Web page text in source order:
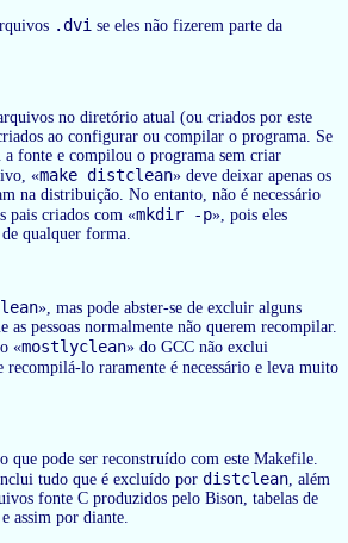
.dvi se eles não fizerem parte da
no diretório atual (ou criados por este
ao configurar ou compilar o programa. Se
a fonte e compilou o programa sem criar
«make distclean» deve deixar apenas os
na distribuição. No entanto, não é necessário
pais criados com «mkdir -p», pois eles
qualquer forma.
», mas pode abster-se de excluir alguns
as pessoas normalmente não querem recompilar.
«mostlyclean» do GCC não exclui
recompilá-lo raramente é necessário e leva muito
que pode ser reconstruído com este Makefile.
tudo que é excluído por distclean, além
fonte C produzidos pelo Bison, tabelas de
assim por diante.